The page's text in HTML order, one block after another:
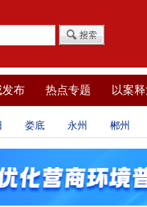
布 热点专题 以案
娄底 永州 郴州